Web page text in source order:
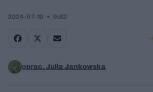
2024-07-10 9:32
oprac. Julia Jankowska